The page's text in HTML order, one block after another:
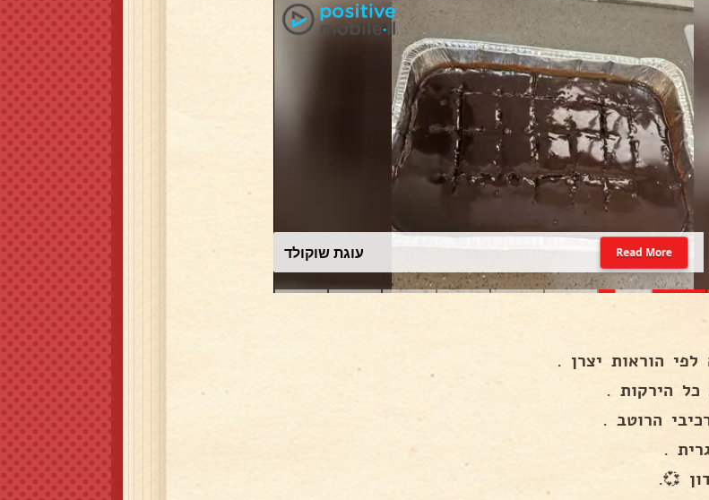
עוגת שוקולד Read More
הוראות יצרן .
הירקות .
הרוטב .
.
💞.